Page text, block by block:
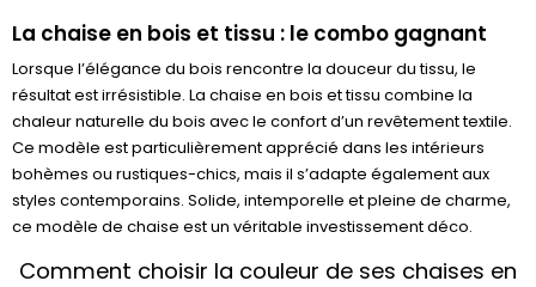
La chaise en bois et tissu : le combo gagnant
Lorsque l’élégance du bois rencontre la douceur du tissu, le
résultat est irrésistible. La chaise en bois et tissu combine la
chaleur naturelle du bois avec le confort d’un revêtement textile.
Ce modèle est particulièrement apprécié dans les intérieurs
bohèmes ou rustiques-chics, mais il s’adapte également aux
styles contemporains. Solide, intemporelle et pleine de charme,
ce modèle de chaise est un véritable investissement déco.
Comment choisir la couleur de ses chaises en